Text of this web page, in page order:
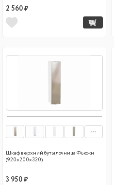
2 560 ₽
Шкаф верхний бутылочница Фьюжн
(920х200х320)
3 950 ₽